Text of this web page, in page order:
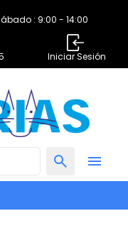
: 9:00 - 14:00
Iniciar Sesión